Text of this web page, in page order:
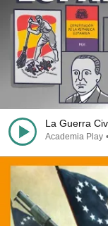
La Guerra
Academia Play •